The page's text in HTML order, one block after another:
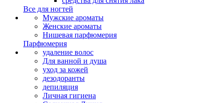
Все для ногтей
Мужские ароматы
Женские ароматы
Нишевая парфюмерия
Парфюмерия
удаление волос
Для ванной и душа
уход за кожей
дезодоранты
депиляция
Личная гигиена